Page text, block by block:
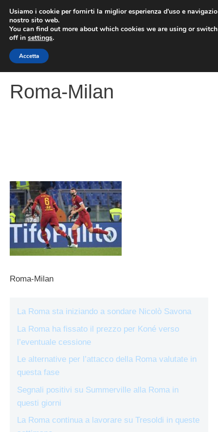
contenuto
Roma-Milan
Roma-Milan
La Roma sta iniziando a sondare Nicolò Savona
La Roma ha fissato il prezzo per Koné verso
l’eventuale cessione
Le alternative per l’attacco della Roma valutate in
questa fase
Segnali positivi su Summerville alla Roma in
questi giorni
La Roma continua a lavorare su Tresoldi in queste
Usiamo i cookie per fornirti la miglior esperienza d'uso e
nostro sito web.
You can find out more about which cookies we are using or
off in settings.
Accetta